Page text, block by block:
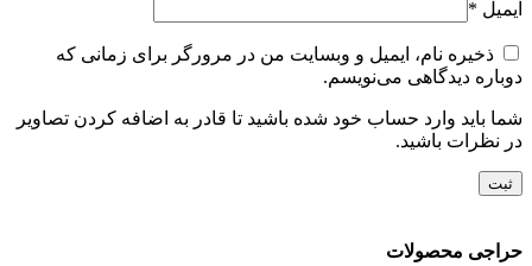
ایمیل *
ذخیره نام، ایمیل و وبسایت من در مرورگر برای زمانی که
دوباره دیدگاهی می‌نویسم.
شما باید وارد حساب خود شده باشید تا قادر به اضافه کردن تصاویر
در نظرات باشید.
حراجی محصولات